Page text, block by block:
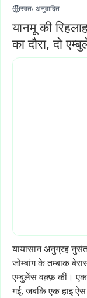
स्वतः अनुवादित
यानमू की
का दौरा, दो
यायासानअनुग्रह
जोम्बांगकेतम्बाक
एम्बुलेंसवक़्फ़कीं। एक
गई, जबकिएकहाइऐस